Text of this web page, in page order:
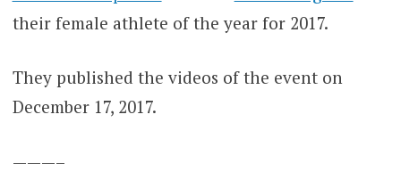
their female athlete of the year for 2017.
They published the videos of the event on
December 17, 2017.
———–